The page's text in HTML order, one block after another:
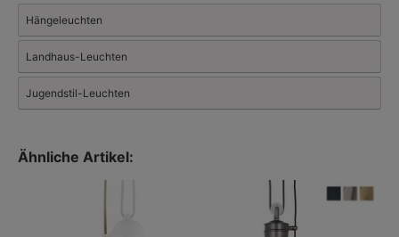
Hängeleuchten
Landhaus-Leuchten
Jugendstil-Leuchten
Ähnliche Artikel: